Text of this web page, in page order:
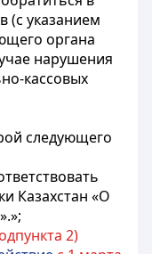
(с указанием
органа
нарушения
кассовых
следующего
Казахстан «О
2)